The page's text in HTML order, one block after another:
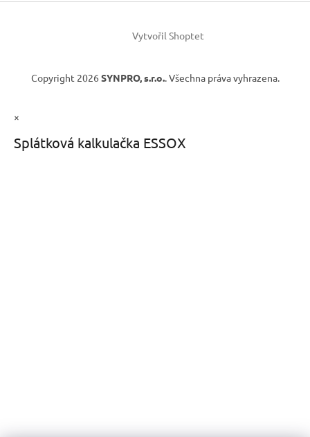
Vytvořil Shoptet
Copyright 2026 SYNPRO, s.r.o.. Všechna práva vyhrazena.
×
Splátková kalkulačka ESSOX